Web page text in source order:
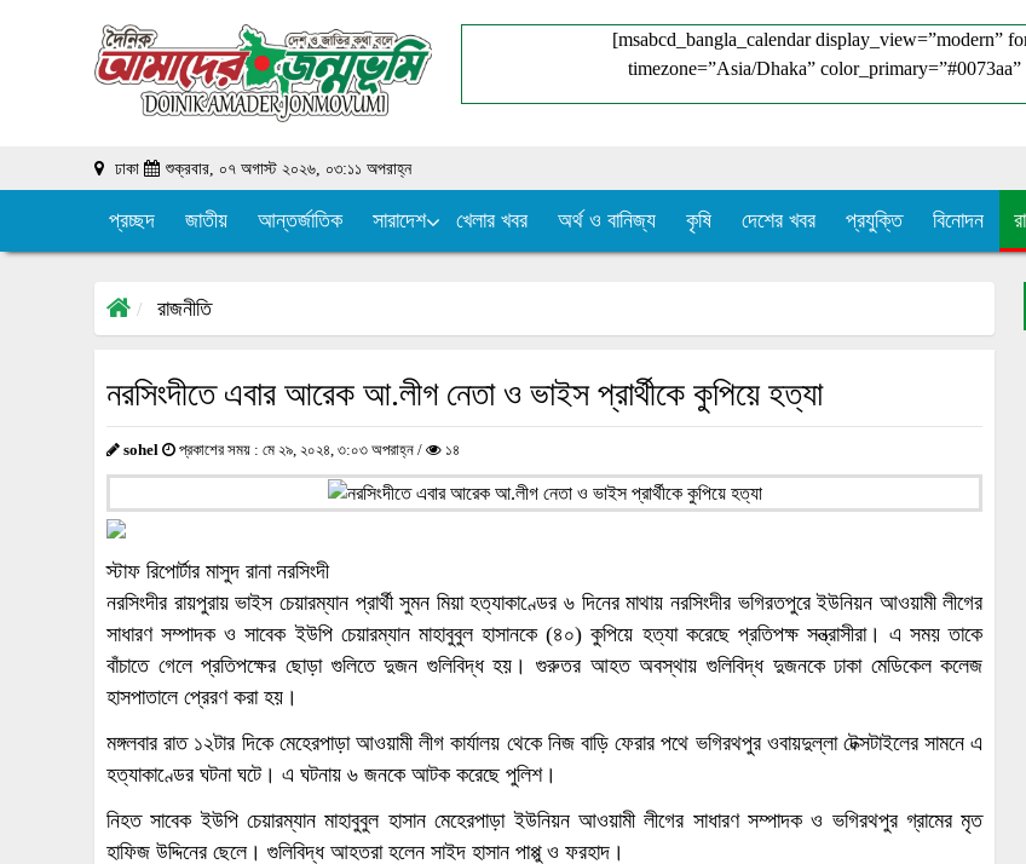
[msabcd_bangla_calendar display_view=”modern”
timezone=”Asia/Dhaka”
ঢাকা শুক্রবার, ০৭ অগাস্ট ২০২৬, ০৩:১১ অপরাহ্ন
প্রচ্ছদ জাতীয় আন্তর্জাতিক সারাদেশ খেলার খবর অর্থ ও বানিজ্য কৃষি দেশের খবর প্রযুক্তি বিনোদন
রাজনীতি
নরসিংদীতে এবার আরেক আ.লীগ নেতা ও ভাইস প্রার্থীকে কুপিয়ে হত্যা
sohel প্রকাশের সময় : মে ২৯, ২০২৪, ৩:০৩ অপরাহ্ন / ১৪
স্টাফ রিপোর্টার মাসুদ রানা নরসিংদী
নরসিংদীর রায়পুরায় ভাইস চেয়ারম্যান প্রার্থী সুমন মিয়া হত্যাকাণ্ডের ৬ দিনের মাথায় নরসিংদীর ভগিরতপুরে ইউনিয়ন আওয়ামী লীগের
সাধারণ সম্পাদক ও সাবেক ইউপি চেয়ারম্যান মাহাবুবুল হাসানকে (৪০) কুপিয়ে হত্যা করেছে প্রতিপক্ষ সন্ত্রাসীরা। এ সময় তাকে
বাঁচাতে গেলে প্রতিপক্ষের ছোড়া গুলিতে দুজন গুলিবিদ্ধ হয়। গুরুতর আহত অবস্থায় গুলিবিদ্ধ দুজনকে ঢাকা মেডিকেল কলেজ
হাসপাতালে প্রেরণ করা হয়।
মঙ্গলবার রাত ১২টার দিকে মেহেরপাড়া আওয়ামী লীগ কার্যালয় থেকে নিজ বাড়ি ফেরার পথে ভগিরথপুর ওবায়দুল্লা টেক্সটাইলের সামনে এ
হত্যাকাণ্ডের ঘটনা ঘটে। এ ঘটনায় ৬ জনকে আটক করেছে পুলিশ।
নিহত সাবেক ইউপি চেয়ারম্যান মাহাবুবুল হাসান মেহেরপাড়া ইউনিয়ন আওয়ামী লীগের সাধারণ সম্পাদক ও ভগিরথপুর গ্রামের মৃত
হাফিজ উদ্দিনের ছেলে। গুলিবিদ্ধ আহতরা হলেন সাইদ হাসান পাপ্পু ও ফরহাদ।